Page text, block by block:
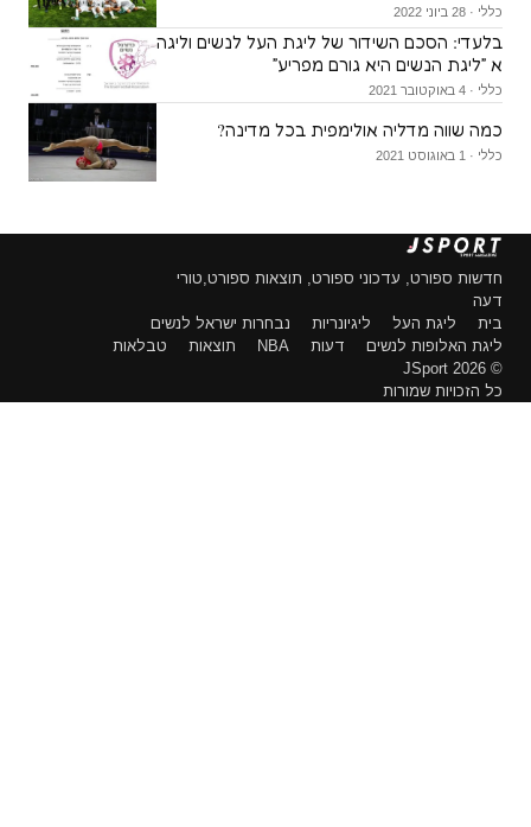
כללי · 28 ביוני 2022
בלעדי: הסכם השידור של ליגת העל לנשים וליגה
א ״ליגת הנשים היא גורם מפריע״
כללי · 4 באוקטובר 2021
כמה שווה מדליה אולימפית בכל מדינה?
כללי · 1 באוגוסט 2021
חדשות ספורט, עדכוני ספורט, תוצאות ספורט,טורי
דעה
בית
ליגת העל ליגיונריות
נבחרות ישראל לנשים
ליגת האלופות לנשים
דעות NBA תוצאות
טבלאות
© 2026 JSport
כל הזכויות שמורות